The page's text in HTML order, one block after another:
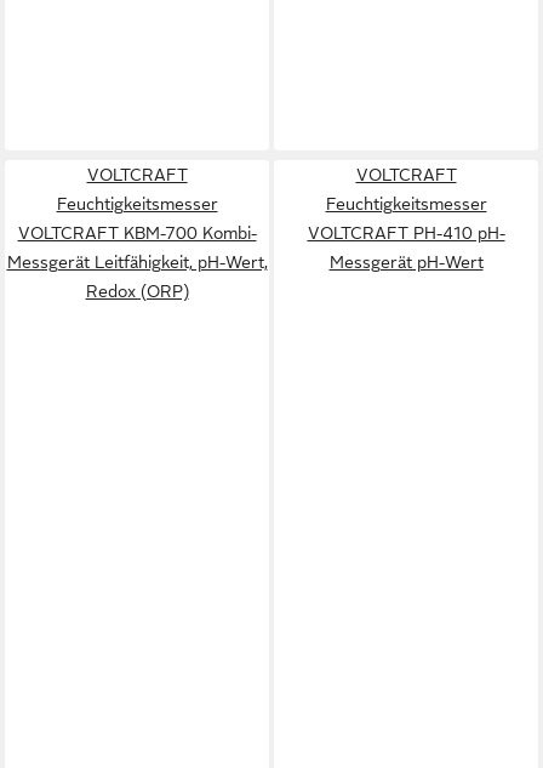
VOLTCRAFT
Feuchtigkeitsmesser
VOLTCRAFT KBM-700 Kombi-
Messgerät Leitfähigkeit, pH-Wert,
Redox (ORP)
VOLTCRAFT
Feuchtigkeitsmesser
VOLTCRAFT PH-410 pH-
Messgerät pH-Wert